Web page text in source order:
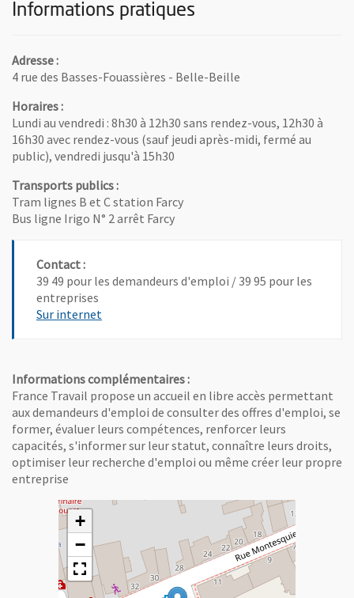
Informations pratiques
Adresse :
4 rue des Basses-Fouassières - Belle-Beille
Horaires :
Lundi au vendredi : 8h30 à 12h30 sans rendez-vous, 12h30 à
16h30 avec rendez-vous (sauf jeudi après-midi, fermé au
public), vendredi jusqu'à 15h30
Transports publics :
Tram lignes B et C station Farcy
Bus ligne Irigo N° 2 arrêt Farcy
Contact :
39 49 pour les demandeurs d'emploi / 39 95 pour les
entreprises
Sur internet
Informations complémentaires :
France Travail propose un accueil en libre accès permettant
aux demandeurs d'emploi de consulter des offres d'emploi, se
former, évaluer leurs compétences, renforcer leurs
capacités, s'informer sur leur statut, connaître leurs droits,
optimiser leur recherche d'emploi ou même créer leur propre
entreprise
+
−